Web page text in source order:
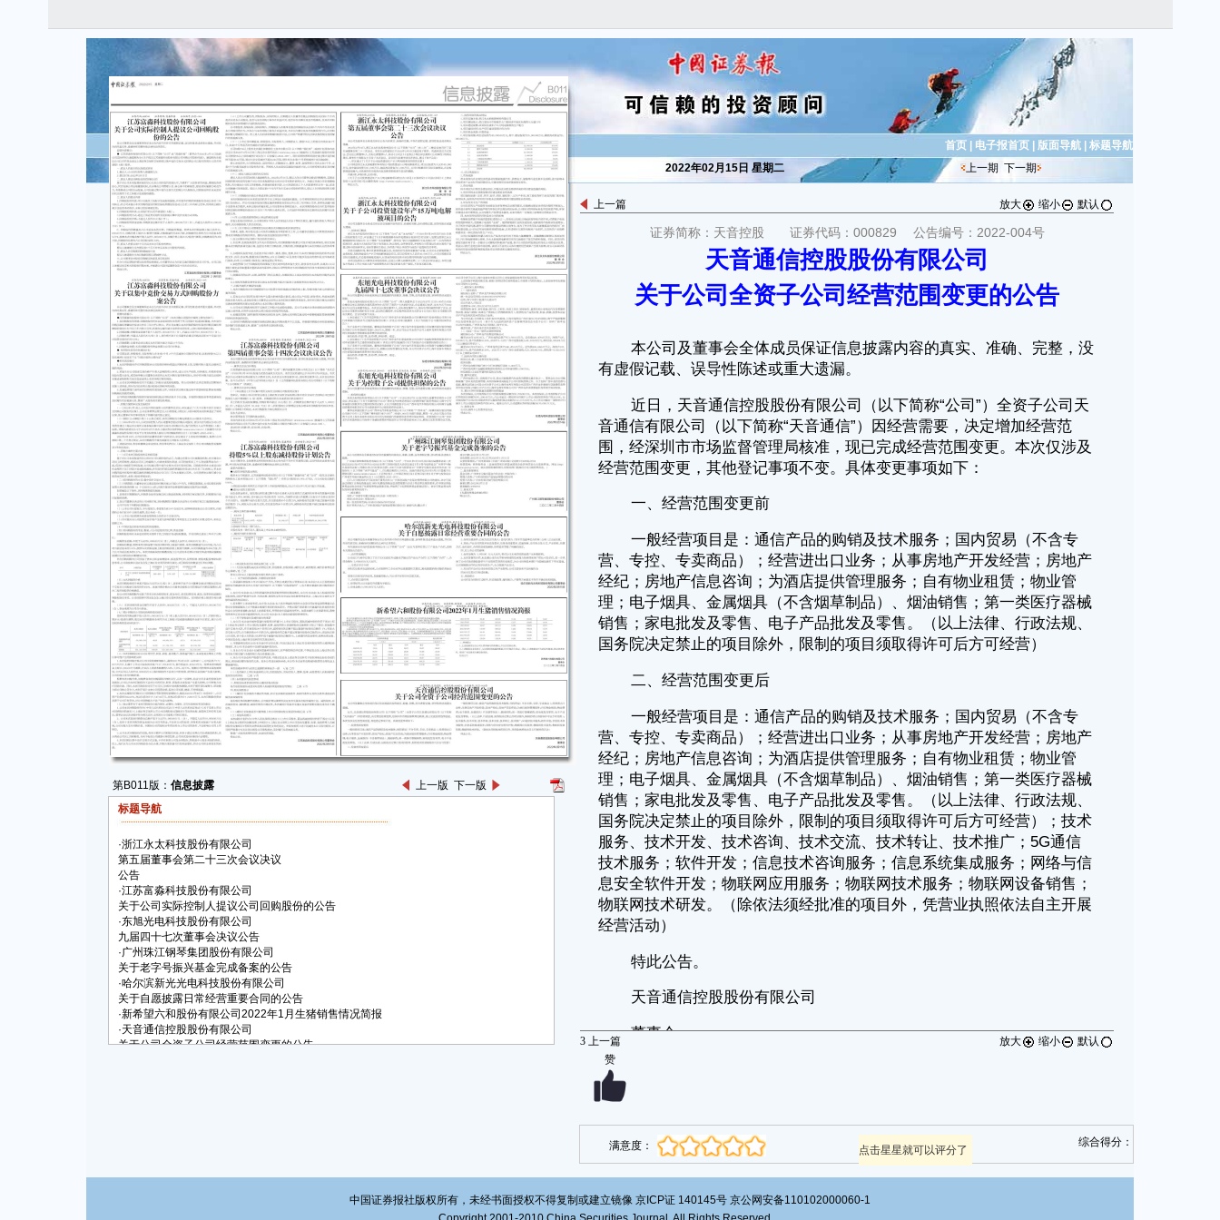
第B011版： 信息披露 上一版 下一版
标题导航
·浙江永太科技股份有限公司
第五届董事会第二十三次会议决议
公告
·江苏富淼科技股份有限公司
关于公司实际控制人提议公司回购股份的公告
·东旭光电科技股份有限公司
九届四十七次董事会决议公告
·广州珠江钢琴集团股份有限公司
关于老字号振兴基金完成备案的公告
·哈尔滨新光光电科技股份有限公司
关于自愿披露日常经营重要合同的公告
·新希望六和股份有限公司2022年1月生猪销售情况简报
·天音通信控股股份有限公司
关于公司全资子公司经营范围变更的公告
首页 电子报首页 版面导航
标题导航
2022年02月15日 星期二
上一期 下一期
上一篇 放大 缩小 默认
证券简称：天音控股 证券代码：000829 公告编号：2022-004号
天音通信控股股份有限公司
关于公司全资子公司经营范围变更的公告
本公司及董事会全体成员保证信息披露内容的真实、准确、完整，没
有虚假记载、误导性陈述或重大遗漏。
近日，天音通信控股股份有限公司（以下简称“公司”）全资子公司天
音通信有限公司（以下简称“天音通信”）因经营需要，决定增加经营范
围，经深圳市市场监督管理局核准，现已完成经营范围变更。本次仅涉及
经营范围变更，其他登记事项不变。具体变更事项如下：
一、经营范围变更前
一般经营项目是：通信产品的购销及技术服务；国内贸易（不含专
营、专控、专卖商品）；经营进出口业务；从事房地产开发经营；房地产
经纪；房地产信息咨询；为酒店提供管理服务；自有物业租赁；物业管
理；电子烟具、金属烟具（不含烟草制品）、烟油销售；第一类医疗器械
销售；家电批发及零售、电子产品批发及零售。（以上法律、行政法规、
国务院决定禁止的项目除外，限制的项目须取得许可后方可经营）
二、经营范围变更后
一般经营项目是：通信产品的购销及技术服务；国内贸易（不含专
营、专控、专卖商品）；经营进出口业务；从事房地产开发经营；房地产
经纪；房地产信息咨询；为酒店提供管理服务；自有物业租赁；物业管
理；电子烟具、金属烟具（不含烟草制品）、烟油销售；第一类医疗器械
销售；家电批发及零售、电子产品批发及零售。（以上法律、行政法规、
国务院决定禁止的项目除外，限制的项目须取得许可后方可经营）；技术
服务、技术开发、技术咨询、技术交流、技术转让、技术推广；5G通信
技术服务；软件开发；信息技术咨询服务；信息系统集成服务；网络与信
息安全软件开发；物联网应用服务；物联网技术服务；物联网设备销售；
物联网技术研发。（除依法须经批准的项目外，凭营业执照依法自主开展
经营活动）
特此公告。
天音通信控股股份有限公司
董事会
2022年2月15日
3 上一篇 放大 缩小
默认
赞
满意度： 点击星星就可以评分了
综合得分：
中国证券报社版权所有，未经书面授权不得复制或建立镜像 京ICP证 140145号 京公网安备110102000060-1